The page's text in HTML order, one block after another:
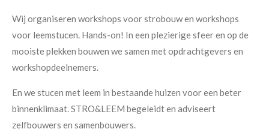
Wij organiseren workshops voor strobouw en workshops
voor leemstucen. Hands-on! In een plezierige sfeer en op de
mooiste plekken bouwen we samen met opdrachtgevers en
workshopdeelnemers.
En we stucen met leem in bestaande huizen voor een beter
binnenklimaat. STRO&LEEM begeleidt en adviseert
zelfbouwers en samenbouwers.